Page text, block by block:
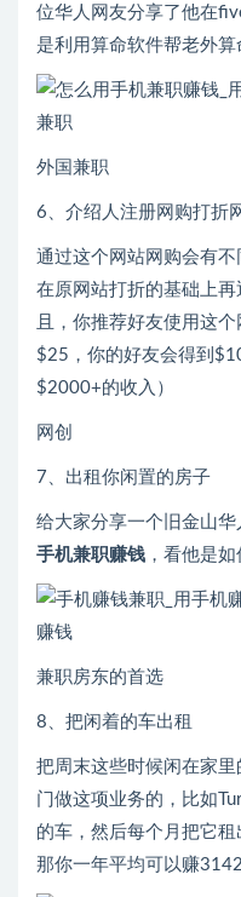
位华人网友分享了他在
是利用算命软件帮老外
外国兼职
6、介绍人注册网购打折
通过这个网站网购会有
在原网站打折的基础上
且，你推荐好友使用这
$25，你的好友会得到
$2000+的收入）
网创
7、出租你闲置的房子
给大家分享一个旧金山
手机兼职赚钱 ，看他是如
兼职房东的首选
8、把闲着的车出租
把周末这些时候闲在家
门做这项业务的，比如
的车，然后每个月把它租
那你一年平均可以赚3142